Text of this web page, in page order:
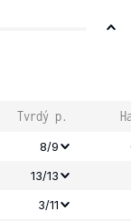
Tvrdý p.
8/9
13/13
3/11